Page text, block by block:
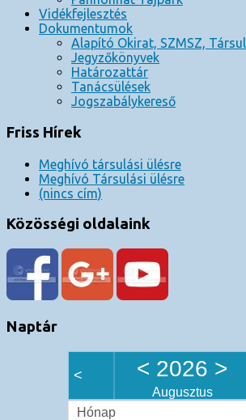
Vidékfejlesztés
Dokumentumok
Alapító Okirat, SZMSZ,
Jegyzőkönyvek
Határozattár
Tanácsülések
Jogszabálykereső
Friss Hírek
Meghívó társulási ülésre
Meghívó Társulási ülésre
(nincs cím)
Közösségi oldalaink
Naptár
< < 2026 >
Augusztus
Hónap